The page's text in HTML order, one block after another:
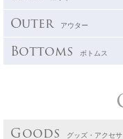
Outer アウター
Bottoms ボトムス
Goods グッズ・アクセ